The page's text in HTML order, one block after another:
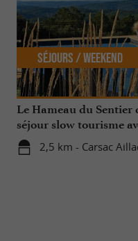
Le Hameau du Sentier
séjour slow tourisme
Périgord
2,5 km - Carsac
Séjours / Weekend